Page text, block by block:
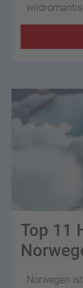
zu den
–
Top 11
Norwegen